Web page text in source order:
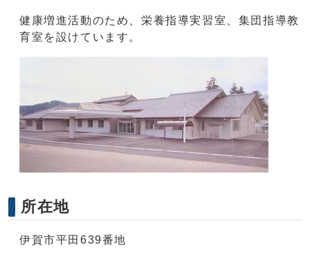
健康増進活動のため、栄養指導実習室、集団指導教
育室を設けています。
所在地
伊賀市平田639番地